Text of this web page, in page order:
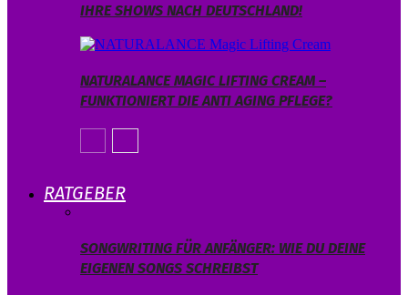
IHRE SHOWS NACH DEUTSCHLAND!
NATURALANCE MAGIC LIFTING CREAM –
FUNKTIONIERT DIE ANTI AGING PFLEGE?
RATGEBER
SONGWRITING FÜR ANFÄNGER: WIE DU DEINE
EIGENEN SONGS SCHREIBST